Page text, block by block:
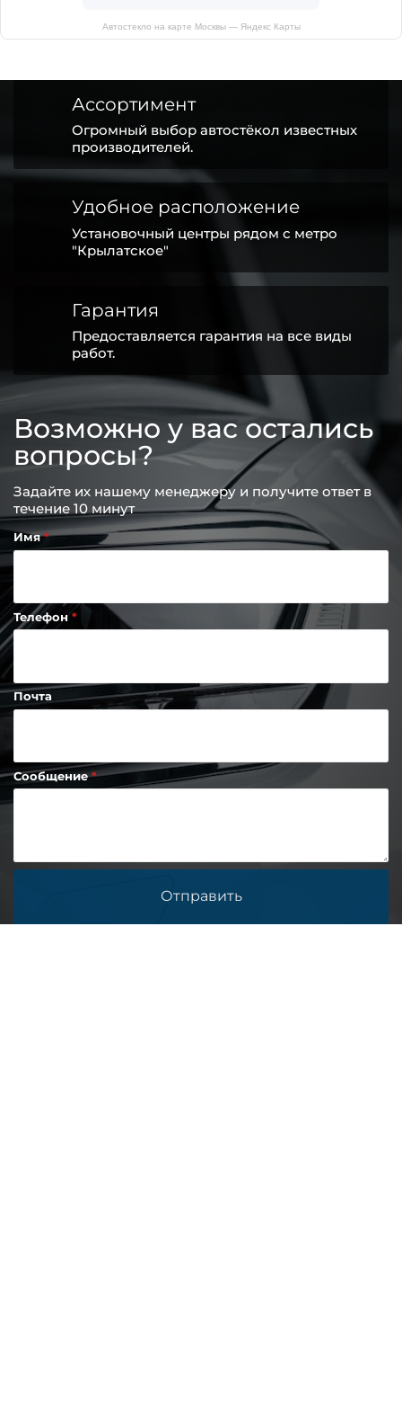
Автостекло на карте Москвы — Яндекс Карты
Ассортимент
Огромный выбор автостёкол известных
производителей.
Удобное расположение
Установочный центры рядом с метро
"Крылатское"
Гарантия
Предоставляется гарантия на все виды
работ.
Возможно у вас остались
вопросы?
Задайте их нашему менеджеру и получите ответ в
течение 10 минут
Имя
Телефон
Почта
Сообщение